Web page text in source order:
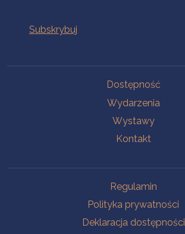
Dostępność
Wydarzenia
Wystawy
Kontakt
Regulamin
Polityka prywatności
Deklaracja dostępności